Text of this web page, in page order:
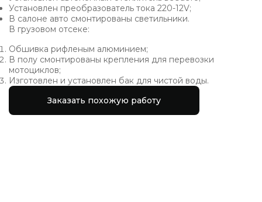
Установлен преобразователь тока 220-12V;
В салоне авто смонтированы светильники.
В грузовом отсеке:
Обшивка рифленым алюминием;
В полу смонтированы крепления для перевозки
мотоциклов;
Изготовлен и установлен бак для чистой воды.
Заказать похожую работу